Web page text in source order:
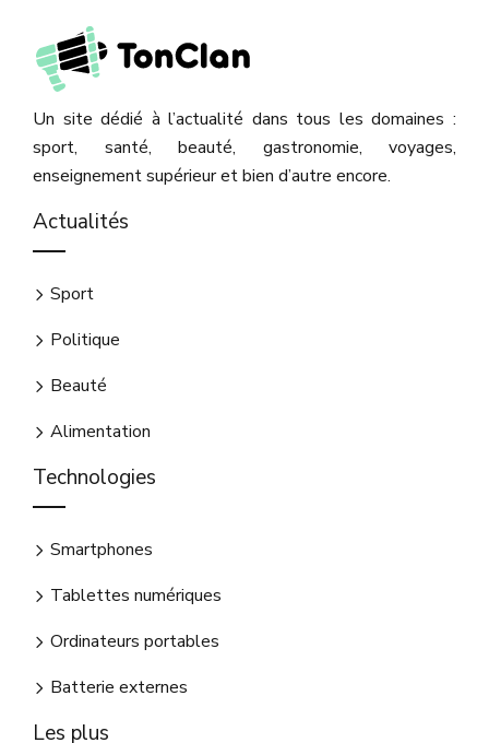
Un site dédié à l’actualité dans tous les domaines :
sport, santé, beauté, gastronomie, voyages,
enseignement supérieur et bien d’autre encore.
Actualités
Sport
Politique
Beauté
Alimentation
Technologies
Smartphones
Tablettes numériques
Ordinateurs portables
Batterie externes
Les plus